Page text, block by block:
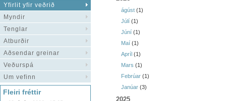
Yfirlit yfir veðrið
Myndir
Tenglar
Atburðir
Aðsendar greinar
Veðurspá
Um vefinn
Fleiri fréttir
ágúst (1)
Júlí (1)
Júní (1)
Maí (1)
Apríl (1)
Mars (1)
Febrúar (1)
Janúar (3)
2025